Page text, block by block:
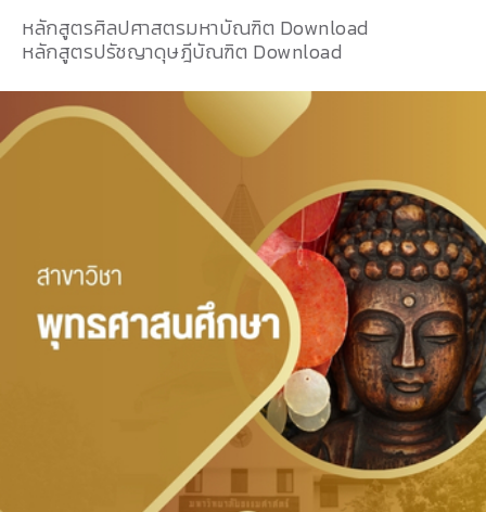
หลักสูตรศิลปศาสตรมหาบัณฑิต Download
หลักสูตรปรัชญาดุษฎีบัณฑิต Download